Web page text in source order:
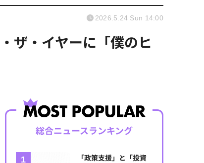
ザ・イヤーに「僕のヒ
2026.5.24 Sun 14:00
総合ニュースランキング
「政策支援」と「投資